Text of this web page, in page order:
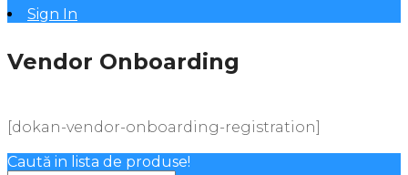
Sign In
Vendor Onboarding
[dokan-vendor-onboarding-registration]
Caută in lista de produse!